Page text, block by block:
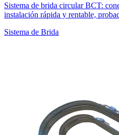
Sistema de brida circular BCT:
instalación rápida y rentable,
Sistema de Brida